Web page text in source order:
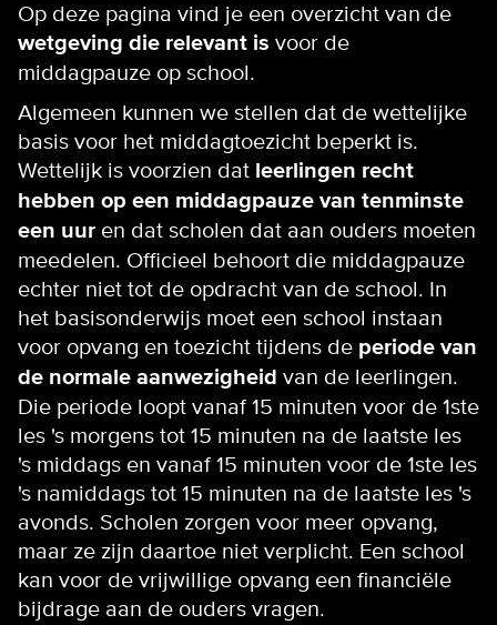
Op deze pagina vind je een overzicht van de
wetgeving die relevant is voor de
middagpauze op school.
Algemeen kunnen we stellen dat de wettelijke
basis voor het middagtoezicht beperkt is.
Wettelijk is voorzien dat leerlingen recht
hebben op een middagpauze van tenminste
een uur en dat scholen dat aan ouders moeten
meedelen. Officieel behoort die middagpauze
echter niet tot de opdracht van de school. In
het basisonderwijs moet een school instaan
voor opvang en toezicht tijdens de periode van
de normale aanwezigheid van de leerlingen.
Die periode loopt vanaf 15 minuten voor de 1ste
les 's morgens tot 15 minuten na de laatste les
's middags en vanaf 15 minuten voor de 1ste les
's namiddags tot 15 minuten na de laatste les 's
avonds. Scholen zorgen voor meer opvang,
maar ze zijn daartoe niet verplicht. Een school
kan voor de vrijwillige opvang een financiële
bijdrage aan de ouders vragen.